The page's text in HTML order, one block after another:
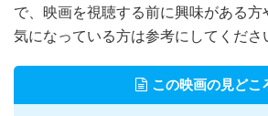
で、映画を視聴する前に興味がある
気になっている方は参考にしてくださ
この映画の見どこ